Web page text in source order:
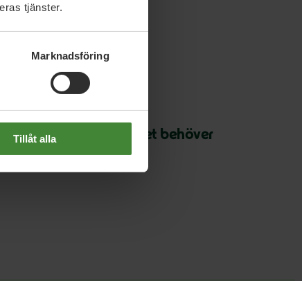
tjänster.
Marknadsföring
Tillåt alla
2024
svenska betygsystemet behöver